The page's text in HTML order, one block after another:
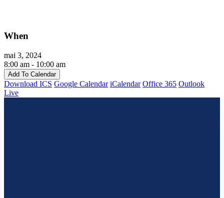
When
mai 3, 2024
8:00 am - 10:00 am
Add To Calendar
Download ICS Google Calendar iCalendar Office 365 Outlook
Live